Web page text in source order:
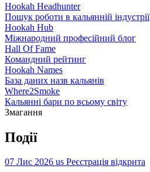
Hookah Headhunter
Пошук роботи в кальянній індустрії
Hookah Hub
Міжнародний професійний блог
Hall Of Fame
Командний рейтинг
Hookah Names
База даних назв кальянів
Where2Smoke
Кальянні бари по всьому світу
Змагання
Події
07 Лис 2026 us Реєстрація відкрита